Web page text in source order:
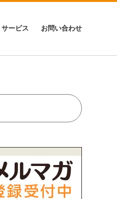
サービス お問い合わせ